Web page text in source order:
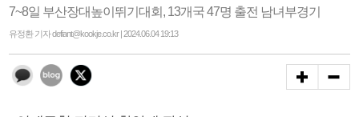
7~8일 부산장대높이뛰기대회, 13개국 47명 출전 남녀부경기
유정환 기자 defiant@kookje.co.kr | 2024.06.04 19:13